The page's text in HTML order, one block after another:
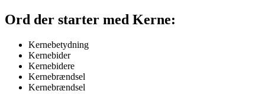
Ord der starter med Kerne:
Kernebetydning
Kernebider
Kernebidere
Kernebrændsel
Kernebrændsel